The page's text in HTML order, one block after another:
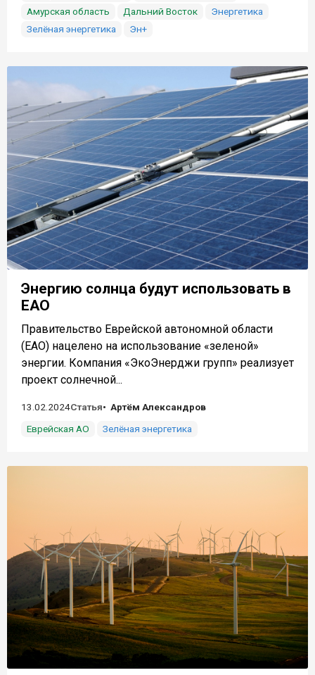
Амурская область
Дальний Восток
Энергетика
Зелёная энергетика
Эн+
Энергию солнца будут использовать в
ЕАО
Правительство Еврейской автономной области
(ЕАО) нацелено на использование «зеленой»
энергии. Компания «ЭкоЭнерджи групп» реализует
проект солнечной...
13.02.2024Статья
Артём Александров
Еврейская АО
Зелёная энергетика